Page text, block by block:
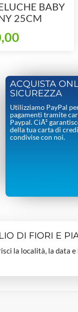
BABY
25CM
ACQUISTA
SICUREZZA
Utilizziamo PayPal
pagamenti tramite
Paypal. CiÃ²
della tua carta di
condivise con noi.
DI FIORI E
la località, la data